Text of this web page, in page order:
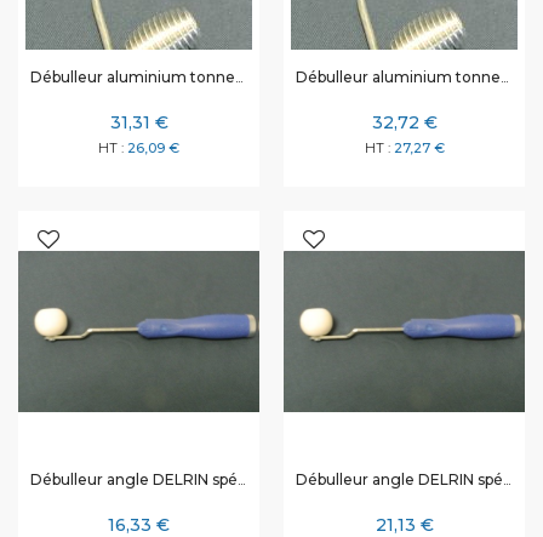
Débulleur aluminium tonneau 25 x 38 mm
31,31 €
26,09 €
Débulleur aluminium tonneau 25 x 75 mm
32,72 €
27,27 €
Débulleur angle DELRIN spécial RTM 38 x 13 x 3.2 mm
16,33 €
Débulleur angle DELRIN spécial RTM 38 x 13 x 6.5 mm
21,13 €